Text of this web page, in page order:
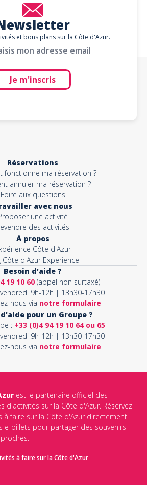
et bons plans sur la Côte d'Azur.
mon adresse email
Je m'inscris
Réservations
fonctionne ma réservation ?
annuler ma réservation ?
Foire aux questions
avec nous
une activité
des activités
À propos
Côte d'Azur
Côte d'Azur Experience
Besoin d'aide ?
19 10 60 (appel non surtaxé)
9h-12h | 13h30-17h30
nous via notre formulaire
pour un Groupe ?
: +33 (0)4 94 19 10 64 ou 65
9h-12h | 13h30-17h30
nous via notre formulaire
est le partenaire officiel des
d'activités sur la Côte d'Azur. Réservez
à faire sur la Côte d'Azur directement
e-billets pour partager des souvenirs
à faire sur la Côte d'Azur